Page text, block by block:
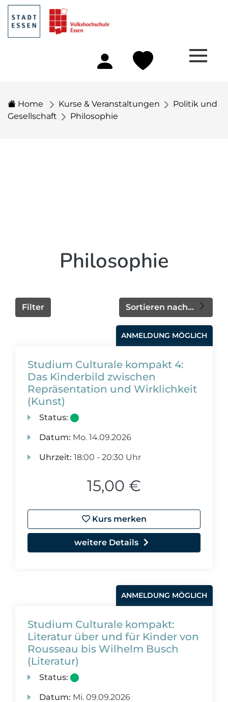
Home Kurse & Veranstaltungen
Politik und
Gesellschaft
Philosophie
Philosophie
Sortieren nach...
Filter
ANMELDUNG MÖGLICH
Studium Culturale kompakt 4:
Das Kinderbild zwischen
Repräsentation und Wirklichkeit
(Kunst)
Status:
Datum: Mo. 14.09.2026
Uhrzeit: 18:00 - 20:30 Uhr
15,00 €
Kurs merken
weitere Details
ANMELDUNG MÖGLICH
Studium Culturale kompakt:
Literatur über und für Kinder von
Rousseau bis Wilhelm Busch
(Literatur)
Status:
Datum: Mi. 09.09.2026